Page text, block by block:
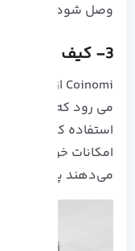
وصل شود.
3- کیف پول Coinomi
Coinomi از مهم
می رود که شما می
استفاده کنید. این
امکانات خوبی برای
می‌دهند پشتیبانی